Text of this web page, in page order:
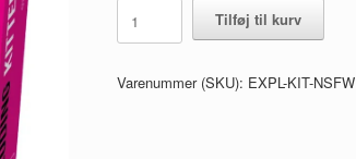
Kittens
-
Edition
Tilføj til kurv
Varenummer (SKU): EXPL-KIT-NSFW